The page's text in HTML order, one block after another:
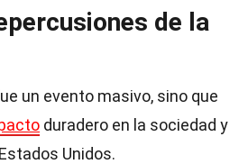
de la
un evento masivo, sino que
duradero en la sociedad y
Unidos.